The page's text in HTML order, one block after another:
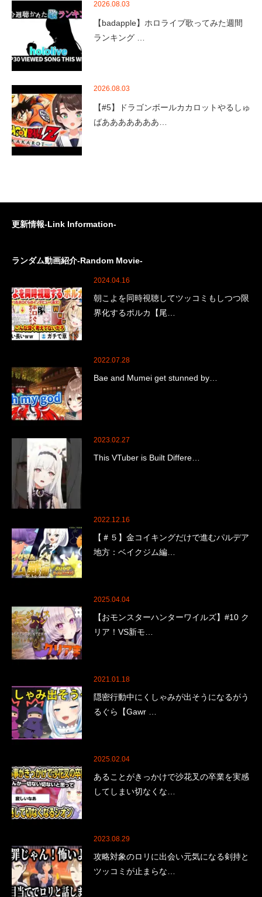
2026.08.03
【badapple】ホロライブ歌ってみた週間
ランキング …
2026.08.03
【#5】ドラゴンボールカカロットやるしゅ
ばあああああああ…
更新情報-Link Information-
ランダム動画紹介-Random Movie-
2024.04.16
朝こよを同時視聴してツッコミもしつつ限
界化するポルカ【尾…
2022.07.28
Bae and Mumei get stunned by…
2023.02.27
This VTuber is Built Differe…
2022.12.16
【＃５】金コイキングだけで進むパルデア
地方：ベイクジム編…
2025.04.04
【おモンスターハンターワイルズ】#10 ク
リア！VS新モ…
2021.01.18
隠密行動中にくしゃみが出そうになるがう
るぐら【Gawr …
2025.02.04
あることがきっかけで沙花叉の卒業を実感
してしまい切なくな…
2023.08.29
攻略対象のロリに出会い元気になる剣持と
ツッコミが止まらな…